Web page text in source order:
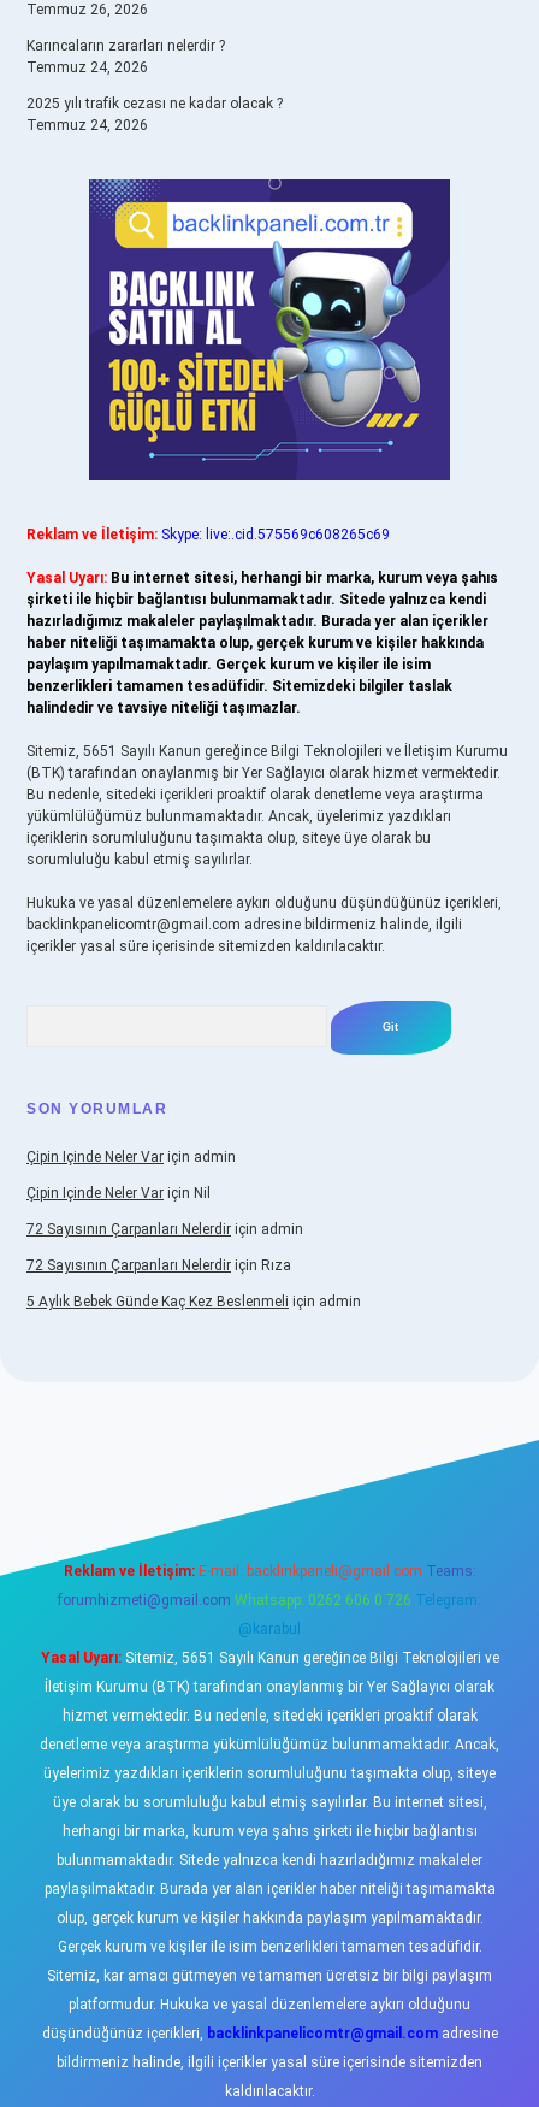
Temmuz 26, 2026
Karıncaların zararları nelerdir ?
Temmuz 24, 2026
2025 yılı trafik cezası ne kadar olacak ?
Temmuz 24, 2026
Reklam ve İletişim: Skype: live:.cid.575569c608265c69
Yasal Uyarı: Bu internet sitesi, herhangi bir marka, kurum veya şahıs
şirketi ile hiçbir bağlantısı bulunmamaktadır. Sitede yalnızca kendi
hazırladığımız makaleler paylaşılmaktadır. Burada yer alan içerikler
haber niteliği taşımamakta olup, gerçek kurum ve kişiler hakkında
paylaşım yapılmamaktadır. Gerçek kurum ve kişiler ile isim
benzerlikleri tamamen tesadüfidir. Sitemizdeki bilgiler taslak
halindedir ve tavsiye niteliği taşımazlar.
Sitemiz, 5651 Sayılı Kanun gereğince Bilgi Teknolojileri ve İletişim Kurumu
(BTK) tarafından onaylanmış bir Yer Sağlayıcı olarak hizmet vermektedir.
Bu nedenle, sitedeki içerikleri proaktif olarak denetleme veya araştırma
yükümlülüğümüz bulunmamaktadır. Ancak, üyelerimiz yazdıkları
içeriklerin sorumluluğunu taşımakta olup, siteye üye olarak bu
sorumluluğu kabul etmiş sayılırlar.
Hukuka ve yasal düzenlemelere aykırı olduğunu düşündüğünüz içerikleri,
backlinkpanelicomtr@gmail.com adresine bildirmeniz halinde, ilgili
içerikler yasal süre içerisinde sitemizden kaldırılacaktır.
SON YORUMLAR
Çipin Içinde Neler Var için admin
Çipin Içinde Neler Var için Nil
72 Sayısının Çarpanları Nelerdir için admin
72 Sayısının Çarpanları Nelerdir için Rıza
5 Aylık Bebek Günde Kaç Kez Beslenmeli için admin
Reklam ve İletişim: E-mail: backlinkpaneli@gmail.com Teams:
forumhizmeti@gmail.com Whatsapp: 0262 606 0 726 Telegram:
@karabul
Yasal Uyarı:Sitemiz, 5651 Sayılı Kanun gereğince Bilgi Teknolojileri ve
İletişim Kurumu (BTK) tarafından onaylanmış bir Yer Sağlayıcı olarak
hizmet vermektedir. Bu nedenle, sitedeki içerikleri proaktif olarak
denetleme veya araştırma yükümlülüğümüz bulunmamaktadır. Ancak,
üyelerimiz yazdıkları içeriklerin sorumluluğunu taşımakta olup, siteye
üye olarak bu sorumluluğu kabul etmiş sayılırlar. Bu internet sitesi,
herhangi bir marka, kurum veya şahıs şirketi ile hiçbir bağlantısı
bulunmamaktadır. Sitede yalnızca kendi hazırladığımız makaleler
paylaşılmaktadır. Burada yer alan içerikler haber niteliği taşımamakta
olup, gerçek kurum ve kişiler hakkında paylaşım yapılmamaktadır.
Gerçek kurum ve kişiler ile isim benzerlikleri tamamen tesadüfidir.
Sitemiz, kar amacı gütmeyen ve tamamen ücretsiz bir bilgi paylaşım
platformudur. Hukuka ve yasal düzenlemelere aykırı olduğunu
düşündüğünüz içerikleri, backlinkpanelicomtr@gmail.comadresine
bildirmeniz halinde, ilgili içerikler yasal süre içerisinde sitemizden
kaldırılacaktır.